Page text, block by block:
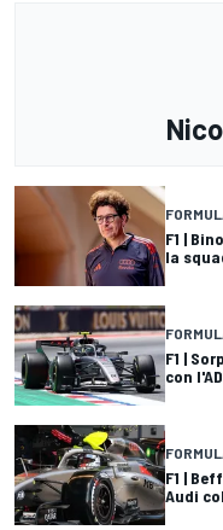
F1 |
la
F1 |
con
F1 |
Audi